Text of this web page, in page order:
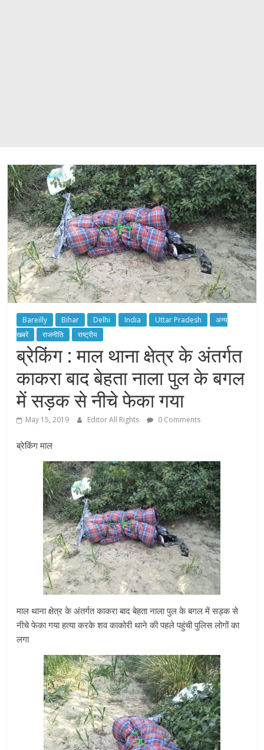
Bareilly Bihar Delhi India Uttar Pradesh
अन्य
खबरें
राजनीति राष्ट्रीय
ब्रेकिंग : माल थाना क्षेत्र के अंतर्गत
काकरा बाद बेहता नाला पुल के बगल
में सड़क से नीचे फेका गया
May 15, 2019 Editor All Rights 0 Comments
ब्रेकिंग माल
माल थाना क्षेत्र के अंतर्गत काकरा बाद बेहता नाला पुल के बगल में सड़क से
नीचे फेका गया हत्या करके शव काकोरी थाने की पहले पहुंची पुलिस लोगों का
लगा